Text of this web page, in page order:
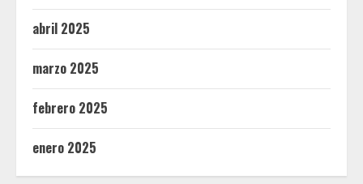
abril 2025
marzo 2025
febrero 2025
enero 2025